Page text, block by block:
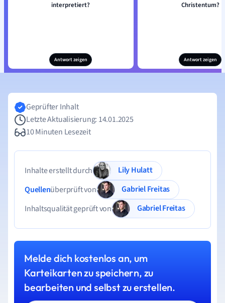
interpretiert?
Antwort zeigen
Christentum?
Antwort zeigen
Geprüfter Inhalt
Letzte Aktualisierung: 14.01.2025
10 Minuten Lesezeit
Inhalte erstellt durch
Lily Hulatt
Quellenüberprüft von
Gabriel Freitas
Inhaltsqualität geprüft von
Gabriel Freitas
Melde dich kostenlos an, um
Karteikarten zu speichern, zu
bearbeiten und selbst zu erstellen.